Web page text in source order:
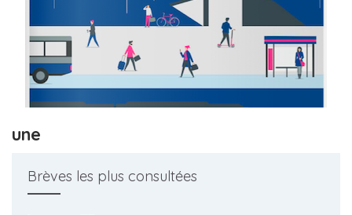
une
Brèves les plus consultées